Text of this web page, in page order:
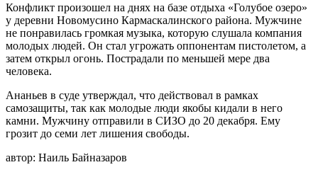
Конфликт произошел на днях на базе отдыха «Голубое озеро»
у деревни Новомусино Кармаскалинского района. Мужчине
не понравилась громкая музыка, которую слушала компания
молодых людей. Он стал угрожать оппонентам пистолетом, а
затем открыл огонь. Пострадали по меньшей мере два
человека.
Ананьев в суде утверждал, что действовал в рамках
самозащиты, так как молодые люди якобы кидали в него
камни. Мужчину отправили в СИЗО до 20 декабря. Ему
грозит до семи лет лишения свободы.
автор: Наиль Байназаров